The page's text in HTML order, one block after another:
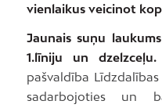
vienlaikus veicinot
Jaunais suņu
1.līniju un dzelzceļu.
pašvaldība
sadarbojoties un